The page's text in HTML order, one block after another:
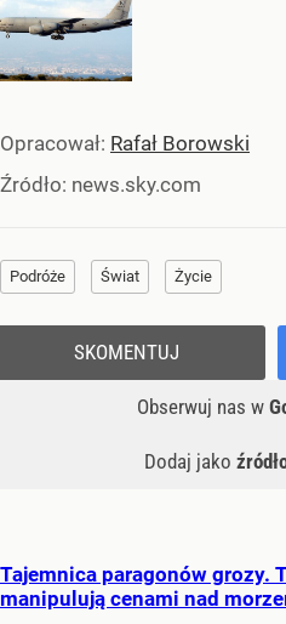
Opracował: Rafał Borowski
Źródło: news.sky.com
Podróże Świat Życie
Obserwuj nas w
Dodaj jako
SKOMENTUJ
Tajemnica paragonów grozy.
manipulują cenami nad